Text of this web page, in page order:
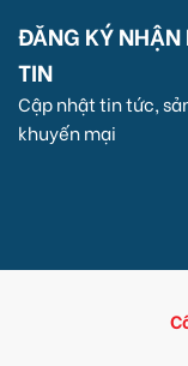
ĐĂNG KÝ NHẬN
TIN
Cập nhật tin tức,
khuyến mại